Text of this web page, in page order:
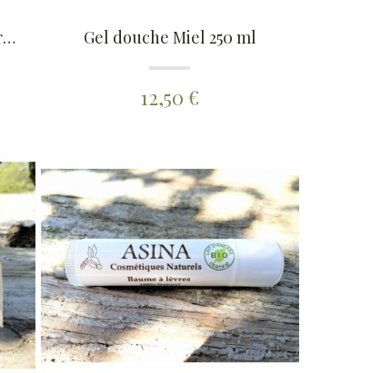
Gel douche Fleur de Poirier 50ml Gel douche Miel 250 ml
12,50 €